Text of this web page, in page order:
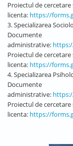
Proiectul de cercetare
licenta: https://
3. Specializarea
Documente
administrative:
Proiectul de cercetare
licenta: https://
4. Specializarea
Documente
administrative:
Proiectul de cercetare
licenta: https://